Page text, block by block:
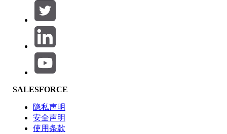
产品区域
功能影响
SALESFORCE
隐私声明
安全声明
使用条款